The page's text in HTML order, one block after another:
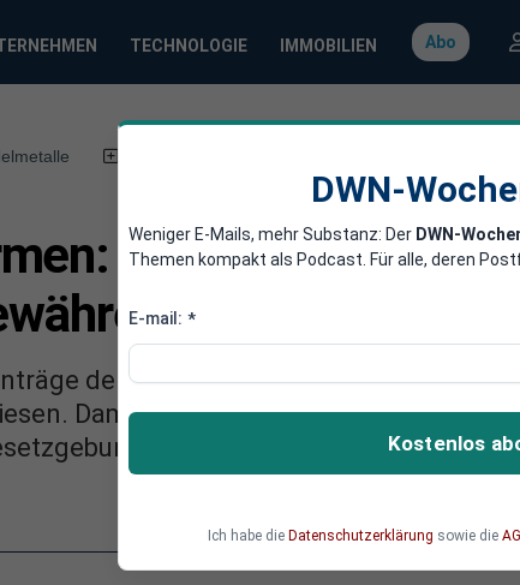
TECHNOLOGIE IMMOBILIEN Abo
Karlsruhe lässt
der Opposition gegen das
Damit scheitert der Versuch, das
der schwarz-roten
DWN-
Weniger E-Mails, mehr Substanz: Der DWN-
Themen kompakt als Podcast. Für alle, deren
E-mail: *
Kostenlos
Ich habe die Datenschutzerklärung sowie die